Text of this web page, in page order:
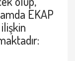
EKAP